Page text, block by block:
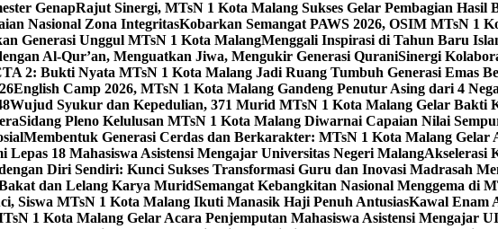
GenapRajut Sinergi, MTsN 1 Kota Malang Sukses Gelar Pembagian Hasil
Nasional Zona IntegritasKobarkan Semangat PAWS 2026, OSIM MTsN 1
Generasi Unggul MTsN 1 Kota MalangMenggali Inspirasi di Tahun Baru
Al-Qur’an, Menguatkan Jiwa, Mengukir Generasi QuraniSinergi
2: Bukti Nyata MTsN 1 Kota Malang Jadi Ruang Tumbuh Generasi Emas
English Camp 2026, MTsN 1 Kota Malang Gandeng Penutur Asing dari 4
Wujud Syukur dan Kepedulian, 371 Murid MTsN 1 Kota Malang Gelar Bakti
Sidang Pleno Kelulusan MTsN 1 Kota Malang Diwarnai Capaian Nilai
Membentuk Generasi Cerdas dan Berkarakter: MTsN 1 Kota Malang Gelar
18 Mahasiswa Asistensi Mengajar Universitas Negeri MalangAkselerasi
dengan Diri Sendiri: Kunci Sukses Transformasi Guru dan Inovasi Madrasah
dan Lelang Karya MuridSemangat Kebangkitan Nasional Menggema di
Siswa MTsN 1 Kota Malang Ikuti Manasik Haji Penuh AntusiasKawal Enam
1 Kota Malang Gelar Acara Penjemputan Mahasiswa Asistensi